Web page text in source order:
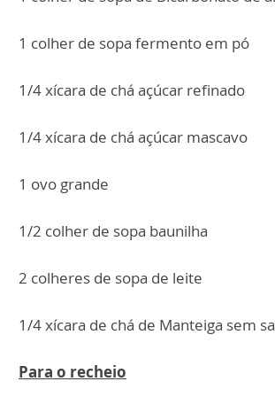
1 colher de sopa fermento em pó
1/4 xícara de chá açúcar refinado
1/4 xícara de chá açúcar mascavo
1 ovo grande
1/2 colher de sopa baunilha
2 colheres de sopa de leite
1/4 xícara de chá de Manteiga sem
Para o recheio